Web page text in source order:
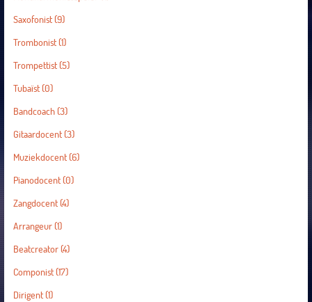
Saxofonist(9)
Trombonist(1)
Trompettist(5)
Tubaïst(0)
Bandcoach(3)
Gitaardocent(3)
Muziekdocent(6)
Pianodocent(0)
Zangdocent(4)
Arrangeur(1)
Beatcreator(4)
Componist(17)
Dirigent(1)